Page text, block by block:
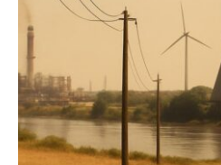
Life
Interview
Article
Tech